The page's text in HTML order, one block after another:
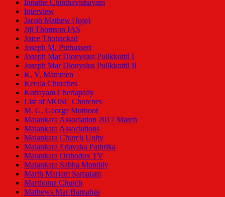
Innathe Chinthavishayam
Interview
Jacob Mathew (Jojo)
Jiji Thomson IAS
Joice Thottackad
Joseph M. Puthusseri
Joseph Mar Dionysius Pulikkottil I
Joseph Mar Dionysius Pulikkottil II
K. V. Mammen
Kerala Churches
Kottayam Cheriapally
List of MOSC Churches
M. G. George Muthoot
Malankara Association 2017 March
Malankara Associations
Malankara Church Unity
Malankara Edavaka Pathrika
Malankara Orthodox TV
Malankara Sabha Monthly
Marth Mariam Samajam
Marthoma Church
Mathews Mar Barnabas